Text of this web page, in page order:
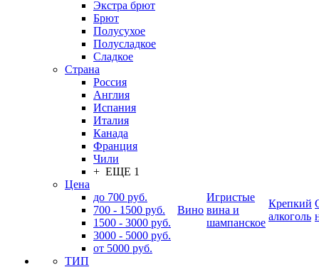
Экстра брют
Брют
Полусухое
Полусладкое
Сладкое
Страна
Россия
Англия
Испания
Италия
Канада
Франция
Чили
+ ЕЩЕ 1
Цена
до 700 руб.
700 - 1500 руб.
1500 - 3000 руб.
3000 - 5000 руб.
от 5000 руб.
ТИП
Вино
Игристые
вина и
шампанское
Крепкий
алкоголь